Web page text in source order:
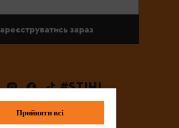
зараз
#STIHL
Прийняти всі